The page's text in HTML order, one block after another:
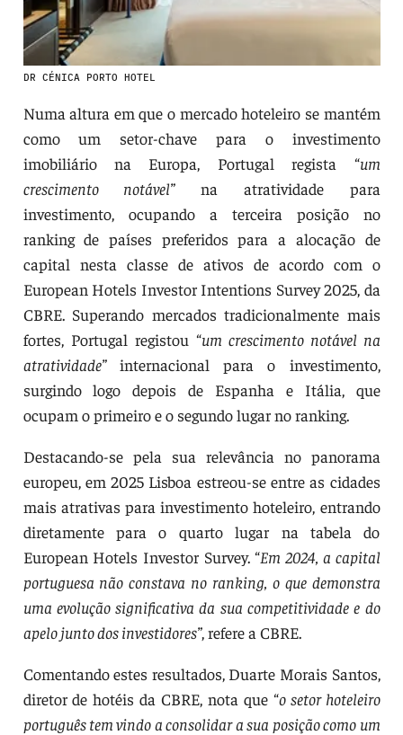
DR CÉNICA PORTO HOTEL
Numa altura em que o mercado hoteleiro se mantém
como um setor-chave para o investimento
imobiliário na Europa, Portugal regista “um
crescimento notável”na atratividade para
investimento, ocupando a terceira posição no
ranking de países preferidos para a alocação de
capital nesta classe de ativos de acordo com o
European Hotels Investor Intentions Survey 2025, da
CBRE. Superando mercados tradicionalmente mais
fortes, Portugal registou “um crescimento notável na
atratividade”internacional para o investimento,
surgindo logo depois de Espanha e Itália, que
ocupam o primeiro e o segundo lugar no ranking.
Destacando-se pela sua relevância no panorama
europeu, em 2025 Lisboa estreou-se entre as cidades
mais atrativas para investimento hoteleiro, entrando
diretamente para o quarto lugar na tabela do
European Hotels Investor Survey. “Em 2024, a capital
portuguesa não constava no ranking, o que demonstra
uma evolução significativa da sua competitividade e do
apelo junto dos investidores”, refere a CBRE.
Comentando estes resultados, Duarte Morais Santos,
diretor de hotéis da CBRE, nota que “o setor hoteleiro
português tem vindo a consolidar a sua posição como um